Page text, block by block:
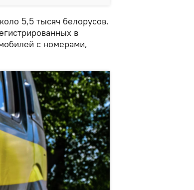
5,5 тысяч белорусов.
в
с номерами,